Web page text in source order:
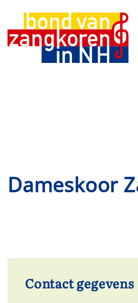
Dameskoor
Contact gegevens